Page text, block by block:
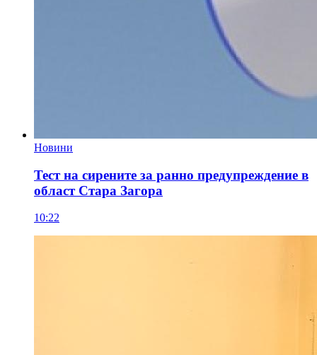
Новини
Тест на сирените за ранно предупреждение в
област Стара Загора
10:22